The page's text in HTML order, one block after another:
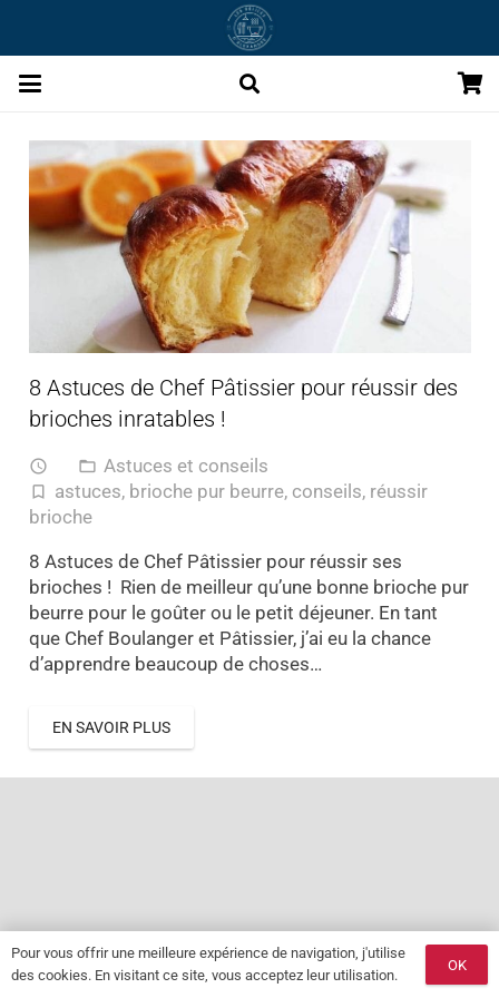
8 Astuces de Chef Pâtissier pour réussir des
brioches inratables !
access_time folder_open Astuces et conseils
turned_in_not astuces, brioche pur beurre, conseils, réussir
brioche
8 Astuces de Chef Pâtissier pour réussir ses
brioches ! Rien de meilleur qu’une bonne brioche pur
beurre pour le goûter ou le petit déjeuner. En tant
que Chef Boulanger et Pâtissier, j’ai eu la chance
d’apprendre beaucoup de choses…
EN SAVOIR PLUS
Pour vous offrir une meilleure expérience de navigation, j'utilise
des cookies. En visitant ce site, vous acceptez leur utilisation.
OK